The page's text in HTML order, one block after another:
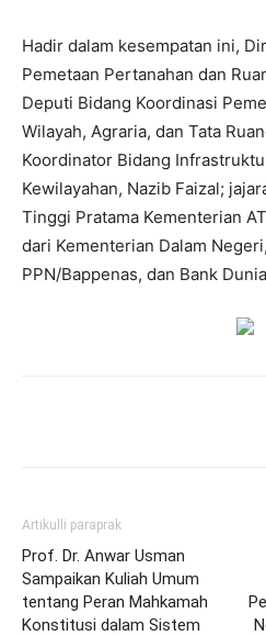
Hadir dalam kesempatan ini,
Pemetaan Pertanahan dan
Deputi Bidang Koordinasi
Wilayah, Agraria, dan Tata
Koordinator Bidang
Kewilayahan, Nazib Faizal;
Tinggi Pratama Kementerian
dari Kementerian Dalam
PPN/Bappenas, dan Bank
Artikulli paraprak
Prof. Dr. Anwar Usman
Sampaikan Kuliah Umum
tentang Peran Mahkamah
Konstitusi dalam Sistem